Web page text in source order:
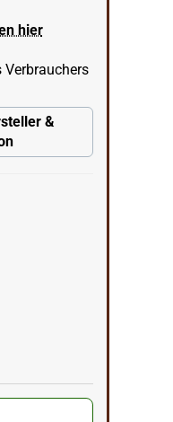
hier
Verbrauchers
&